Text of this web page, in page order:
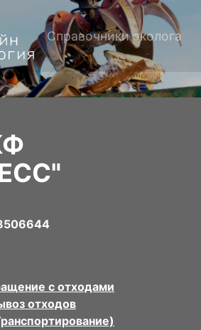
Справочники эколога
с отходами
отходов